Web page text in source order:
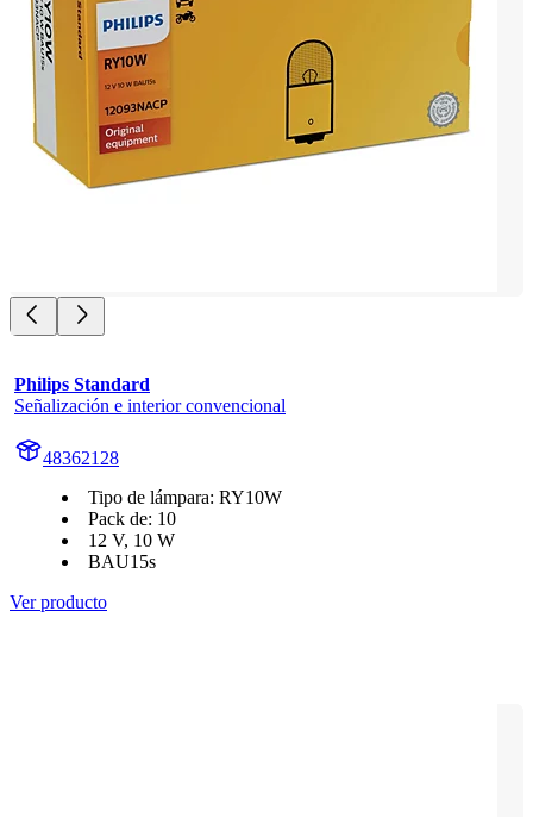
Philips Standard
Señalización e interior convencional
48362128
Tipo de lámpara: RY10W
Pack de: 10
12 V, 10 W
BAU15s
Ver producto